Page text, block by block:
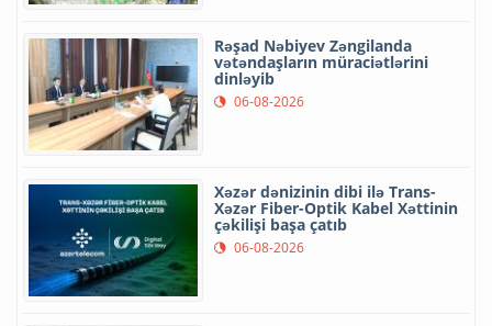
Rəşad Nəbiyev Zəngilanda
vətəndaşların müraciətlərini
dinləyib
06-08-2026
Xəzər dənizinin dibi ilə Trans-
Xəzər Fiber-Optik Kabel Xəttinin
çəkilişi başa çatıb
06-08-2026